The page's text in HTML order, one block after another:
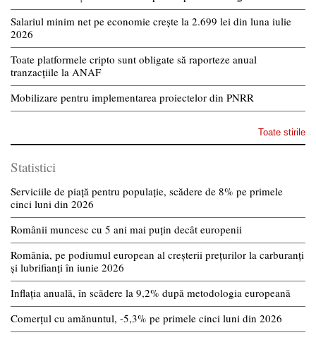
Salariul minim net pe economie crește la 2.699 lei din luna iulie
2026
Toate platformele cripto sunt obligate să raporteze anual
tranzacțiile la ANAF
Mobilizare pentru implementarea proiectelor din PNRR
Toate stirile
Statistici
Serviciile de piață pentru populație, scădere de 8% pe primele
cinci luni din 2026
Românii muncesc cu 5 ani mai puțin decât europenii
România, pe podiumul european al creșterii prețurilor la carburanți
și lubrifianți în iunie 2026
Inflația anuală, în scădere la 9,2% după metodologia europeană
Comerțul cu amănuntul, -5,3% pe primele cinci luni din 2026